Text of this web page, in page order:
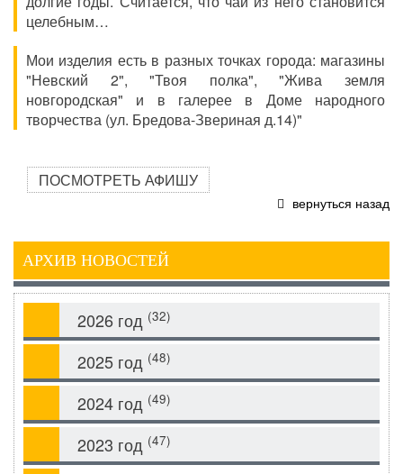
целебным…
Мои изделия есть в разных точках города: магазины
"Невский 2", "Твоя полка", "Жива земля
новгородская" и в галерее в Доме народного
творчества (ул. Бредова-Звериная д.14)"
ПОСМОТРЕТЬ АФИШУ
вернуться назад
АРХИВ НОВОСТЕЙ
2026 год (32)
2025 год (48)
2024 год (49)
2023 год (47)